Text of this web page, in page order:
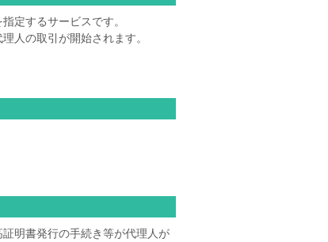
定するサービスです。
人の取引が開始されます。
明書発行の手続き等が代理人が